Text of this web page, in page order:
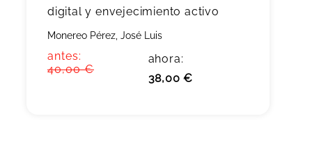
digital y envejecimiento activo
Monereo Pérez, José Luis
antes:
40,00 €
ahora:
38,00 €